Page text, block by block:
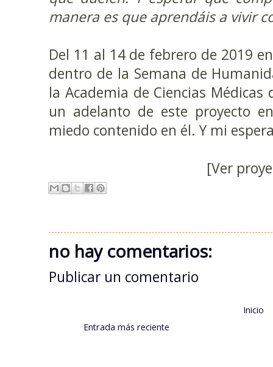
manera es que aprendáis a vivir
Del 11 al 14 de febrero de 2019
dentro de la Semana de
la Academia de Ciencias Médicas
un adelanto de este proyecto
miedo contenido en él. Y mi
[Ver
no hay comentarios:
Publicar un comentario
Entrada más reciente
Inicio